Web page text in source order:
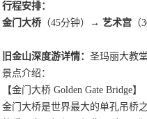
行程安排：
金门大桥 （45分钟）→ 艺术宫
旧金山深度游详情： 圣玛丽大教
景点介绍：
【金门大桥 Golden Gate Bridge】
金门大桥是世界最大的单孔吊桥